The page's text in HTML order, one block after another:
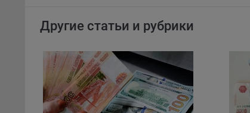
Другие статьи и рубрики